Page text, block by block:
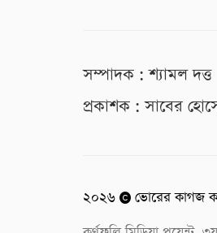
সম্পাদক : শ্যামল দত্ত
প্রকাশক : সাবের
২০২৬
ভোরের কাগজ